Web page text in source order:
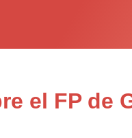
el FP de